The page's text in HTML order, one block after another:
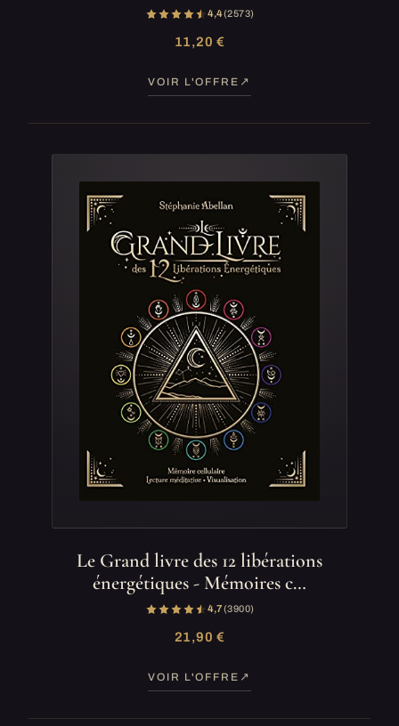
4,4(2 573)
11,20 €
VOIR L'OFFRE
Le Grand livre des 12 libérations
énergétiques - Mémoires c…
4,7(3 900)
21,90 €
VOIR L'OFFRE